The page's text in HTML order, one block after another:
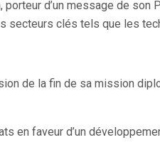
d’un message de
secteurs clés tels que les
de la fin de sa mission
en faveur d’un